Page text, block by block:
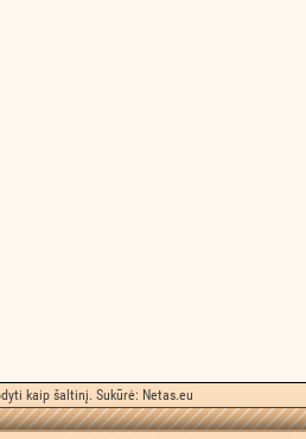
kaip šaltinį. Sukūrė: Netas.eu